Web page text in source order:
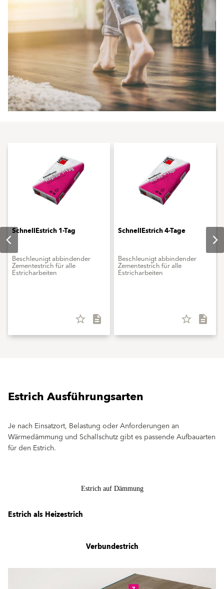
SchnellEstrich 1-Tag
Beschleunigt abbindender
Zementestrich für alle
Estricharbeiten
star_border description
SchnellEstrich 4-Tage
Beschleunigt abbindender
Zementestrich für alle
Estricharbeiten
star_border description
Estrich Ausführungsarten
Je nach Einsatzort, Belastung oder Anforderungen an
Wärmedämmung und Schallschutz gibt es passende Aufbauarten
für den Estrich.
Estrich auf Dämmung
Estrich als Heizestrich
Verbundestrich